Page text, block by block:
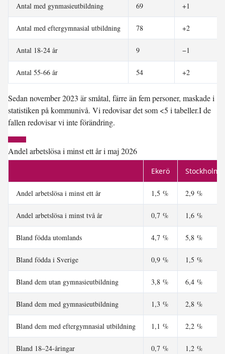
Antal med gynmasieutbildning 69 +1
Antal med eftergymnasial utbildning 78 +2
Antal 18-24 år 9 −1
Antal 55-66 år 54 +2
Sedan november 2023 är småtal, färre än fem personer, maskade i
statistiken på kommunivå. Vi redovisar det som <5 i tabeller.I de
fallen redovisar vi inte förändring.
Andel arbetslösa i minst ett år i maj 2026
Ekerö
Andel arbetslösa i minst ett år 1,5 % 2,9 %
Andel arbetslösa i minst två år 0,7 % 1,6 %
Bland födda utomlands 4,7 % 5,8 %
Bland födda i Sverige 0,9 % 1,5 %
Bland dem utan gymnasieutbildning 3,8 % 6,4 %
Bland dem med gymnasieutbildning 1,3 % 2,8 %
Bland dem med eftergymnasial utbildning 1,1 % 2,2 %
Bland 18–24-åringar 0,7 % 1,2 %